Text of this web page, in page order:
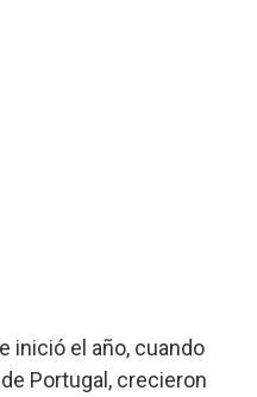
inició el año, cuando
Portugal, crecieron